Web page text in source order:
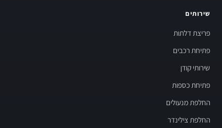
שירותים
פריצת דלתות
פתיחת רכבים
שירותי קודן
פתיחת כספות
החלפת מנעולים
החלפת צילינדר